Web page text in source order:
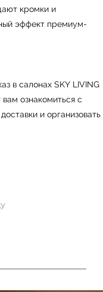
кромки и
эффект премиум-
в салонах SKY LIVING
ознакомиться с
и организовать